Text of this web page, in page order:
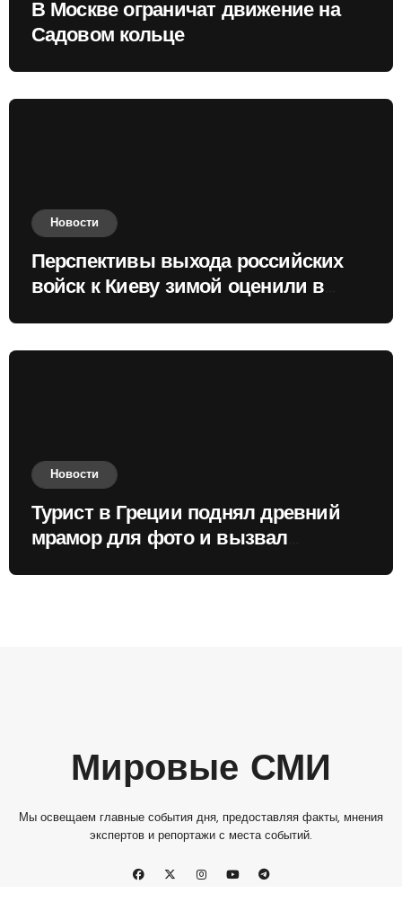
В Москве ограничат движение на
Садовом кольце
Новости
Перспективы выхода российских
войск к Киеву зимой оценили в
Новости
Турист в Греции поднял древний
мрамор для фото и вызвал
Мировые СМИ
Мы освещаем главные события дня, предоставляя факты, мнения
экспертов и репортажи с места событий.